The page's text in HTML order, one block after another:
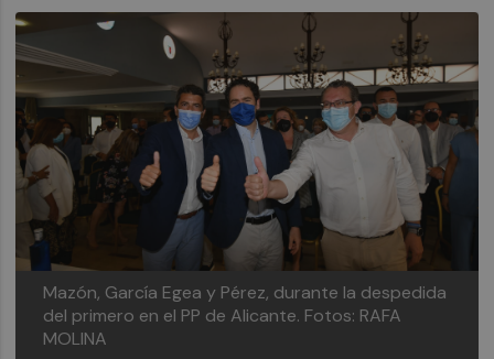
Mazón, García Egea y Pérez, durante la despedida
del primero en el PP de Alicante. Fotos: RAFA
MOLINA